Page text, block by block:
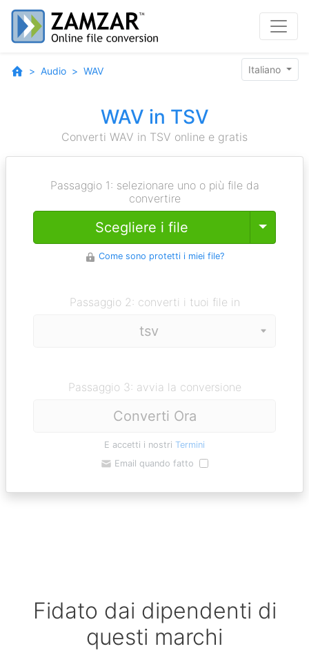
Audio WAV Italiano
WAV in TSV
Converti WAV in TSV online e gratis
Passaggio 1: selezionare uno o più file da
convertire
Scegliere i file Toggle
Come sono protetti i miei file?
Passaggio 2: converti i tuoi file in
Passaggio 3: avvia la conversione
Converti Ora
E accetti i nostri Termini
Email quando fatto
Fidato dai dipendenti di
questi marchi